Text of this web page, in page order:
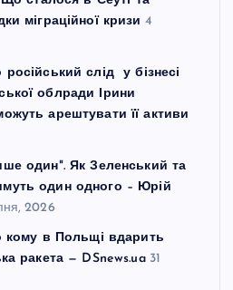
міграційної кризи 4
слід у бізнесі
облради Ірини
арештувати її активи
один". Як Зеленський та
один одного – Юрій
2026
кому в Польщі вдарить
ракета — DSnews.ua 31